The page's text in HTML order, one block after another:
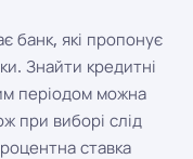
банк, які пропонує
Знайти кредитні
періодом можна
при виборі слід
ставка